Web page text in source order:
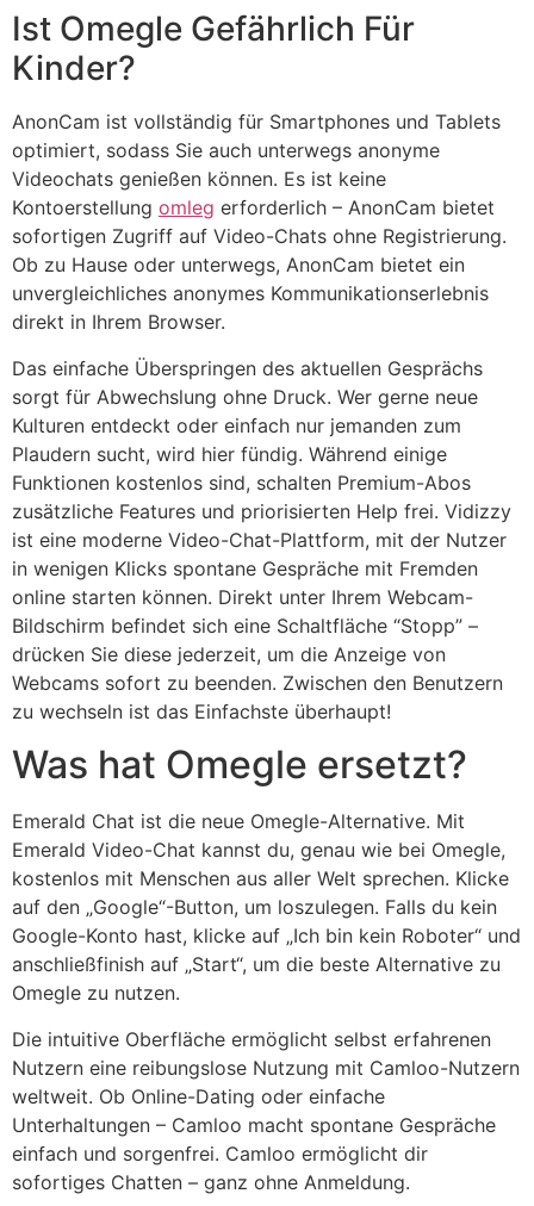
Ist Omegle Gefährlich Für
Kinder?
AnonCam ist vollständig für Smartphones und Tablets
optimiert, sodass Sie auch unterwegs anonyme
Videochats genießen können. Es ist keine
Kontoerstellung omleg erforderlich – AnonCam bietet
sofortigen Zugriff auf Video-Chats ohne Registrierung.
Ob zu Hause oder unterwegs, AnonCam bietet ein
unvergleichliches anonymes Kommunikationserlebnis
direkt in Ihrem Browser.
Das einfache Überspringen des aktuellen Gesprächs
sorgt für Abwechslung ohne Druck. Wer gerne neue
Kulturen entdeckt oder einfach nur jemanden zum
Plaudern sucht, wird hier fündig. Während einige
Funktionen kostenlos sind, schalten Premium-Abos
zusätzliche Features und priorisierten Help frei. Vidizzy
ist eine moderne Video-Chat-Plattform, mit der Nutzer
in wenigen Klicks spontane Gespräche mit Fremden
online starten können. Direkt unter Ihrem Webcam-
Bildschirm befindet sich eine Schaltfläche “Stopp” –
drücken Sie diese jederzeit, um die Anzeige von
Webcams sofort zu beenden. Zwischen den Benutzern
zu wechseln ist das Einfachste überhaupt!
Was hat Omegle ersetzt?
Emerald Chat ist die neue Omegle-Alternative. Mit
Emerald Video-Chat kannst du, genau wie bei Omegle,
kostenlos mit Menschen aus aller Welt sprechen. Klicke
auf den „Google“-Button, um loszulegen. Falls du kein
Google-Konto hast, klicke auf „Ich bin kein Roboter“ und
anschließfinish auf „Start“, um die beste Alternative zu
Omegle zu nutzen.
Die intuitive Oberfläche ermöglicht selbst erfahrenen
Nutzern eine reibungslose Nutzung mit Camloo-Nutzern
weltweit. Ob Online-Dating oder einfache
Unterhaltungen – Camloo macht spontane Gespräche
einfach und sorgenfrei. Camloo ermöglicht dir
sofortiges Chatten – ganz ohne Anmeldung.